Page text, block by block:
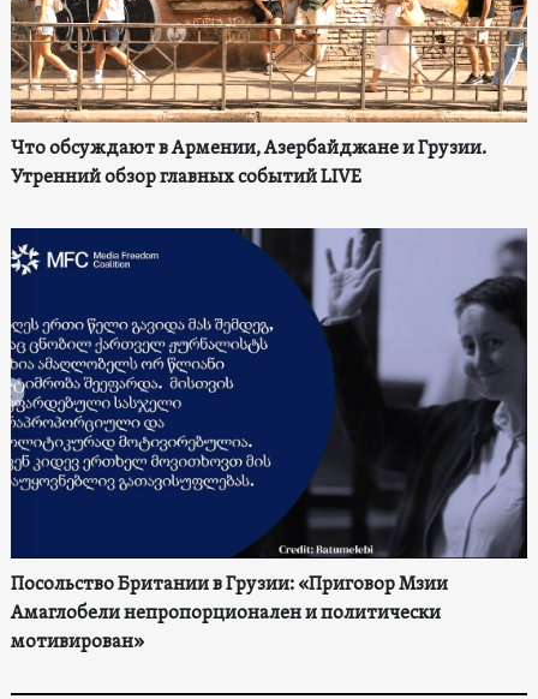
Что обсуждают в Армении, Азербайджане и Грузии.
Утренний обзор главных событий LIVE
Посольство Британии в Грузии: «Приговор Мзии
Амаглобели непропорционален и политически
мотивирован»